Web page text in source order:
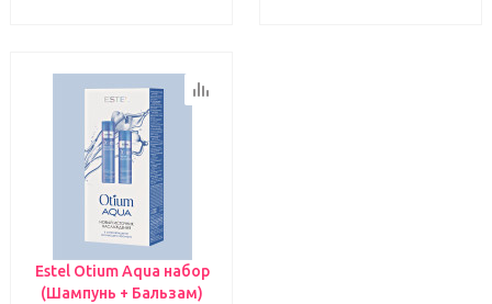
Estel Otium Aqua набор
(Шампунь + Бальзам)